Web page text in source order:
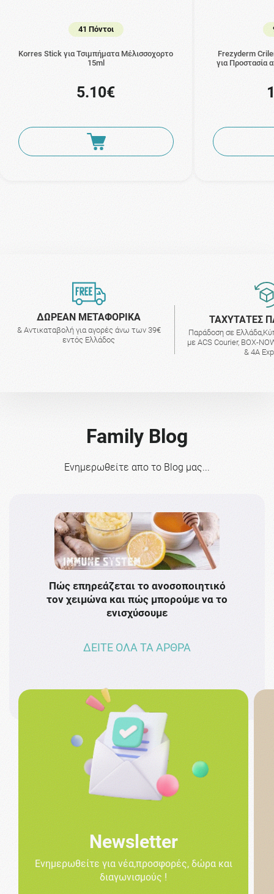
41 Πόντοι
Korres Stick για Τσιμπήματα Μέλισσοχορτο
15ml
5.10€
Frezyderm
για Προστασία
ΔΩΡΕΑΝ ΜΕΤΑΦΟΡΙΚΑ
& Αντικαταβολή για αγορές άνω των 39€
εντός Ελλάδος
ΤΑΧΥΤΑΤΕΣ
Παράδοση σε
με ACS Courier, BOX-
& 4A
Family Blog
Ενημερωθείτε απο το Blog μας...
Πώς επηρεάζεται το ανοσοποιητικό
τον χειμώνα και πώς μπορούμε να το
ενισχύσουμε
ΔΕΙΤΕ ΟΛΑ ΤΑ ΑΡΘΡΑ
Newsletter
Ενημερωθείτε για νέα,προσφορές, δώρα και
διαγωνισμούς !